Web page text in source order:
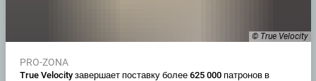
© True Velocity
PRO-ZONA
True Velocity завершает поставку более 625 000 патронов в